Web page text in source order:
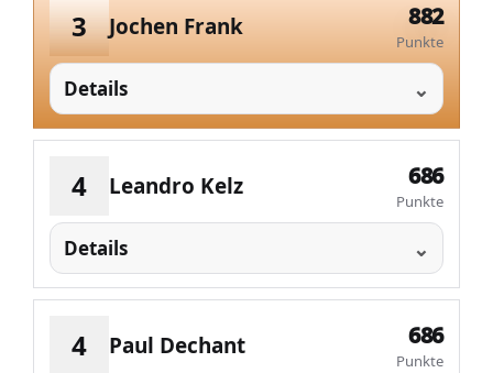
3 Jochen Frank 882
Punkte
Details
4 Leandro Kelz 686
Punkte
Details
4 Paul Dechant 686
Punkte